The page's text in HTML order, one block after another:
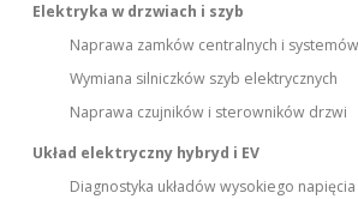
Elektryka w drzwiach i szyb
Naprawa zamków centralnych i
Wymiana silniczków szyb elektrycznych
Naprawa czujników i sterowników drzwi
Układ elektryczny hybryd i EV
Diagnostyka układów wysokiego napięcia